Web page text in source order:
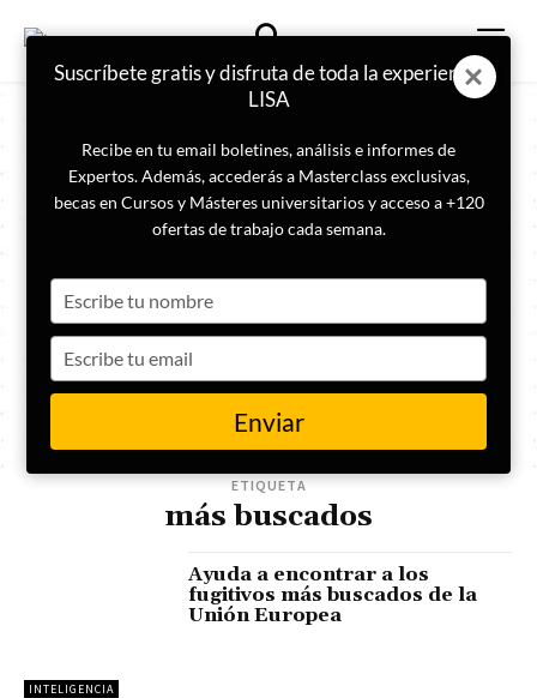
ETIQUETA
más buscados
INTELIGENCIA
Ayuda a encontrar a los
fugitivos más buscados de la
Unión Europea
Suscríbete gratis y disfruta de toda la experiencia
LISA
Recibe en tu email boletines, análisis e informes de
Expertos. Además, accederás a Masterclass exclusivas,
becas en Cursos y Másteres universitarios y acceso a +120
ofertas de trabajo cada semana.
your
name
your
email
Enviar